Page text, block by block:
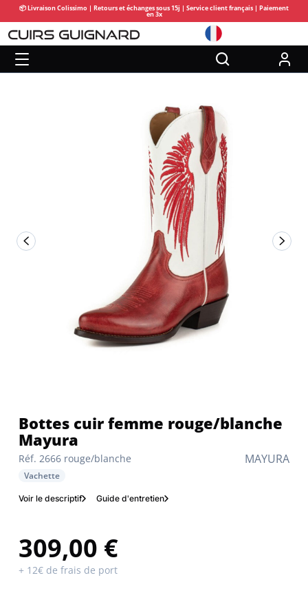
📦 Livraison Colissimo | Retours et échanges sous 15j | Service client français | Paiement
en 3x
MAYURA
Réf. 2666 rouge/blanche
Bottes cuir femme rouge/blanche
Mayura
Vachette
Voir le descriptif Guide d'entretien
309,00 €
+ 12€ de frais de port